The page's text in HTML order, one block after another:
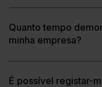
Quanto tempo
minha empresa?
É possível registar-